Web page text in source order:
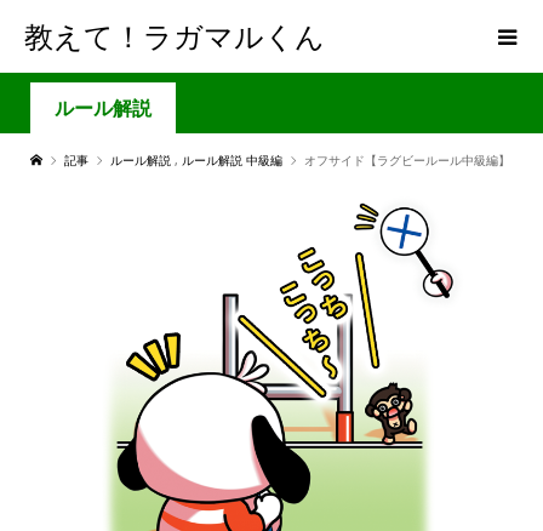
教えて！ラガマルくん
ルール解説
記事 ルール解説 , ルール解説 中級編 オフサイド【ラグビールール中級編】